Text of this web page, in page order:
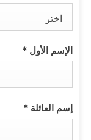
اختر
الإسم الأول*
إسم العائلة*